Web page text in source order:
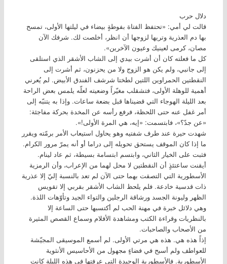
دلال حرب
قالت لي أمي: «تحتفظ الفتاة بفوطةٍ بيضاء في ليلتها الأولى، تمسح
بها دم العذرية وتريها لزوجها أن انظر، أخلصت لك. شرفك الآن
مصان، كرمى لعينيك وعيون الآخرين».
كل ما فعلته كان أن أشرت بيدي إلى الشاب الأشقر الذي استلقى
إلى جانبي، ولم يكن هو الزوج ولا من يحزنون، ثم أشرت إلى
النقطتين الحمراوين اللتين لطختا شرشف الفندق الأبيض. لم يُعرني
أهمية للوهلة الأولى، فتشقلب مغيّراً وضعيته لعلّه يلمس بعض الراحة
بعد الليلة الهوجاء التي قضيناها قبل بضعة ساعات. وإذا به يتنبّه إلى
أمر غفل عنه حتى اللحظة، فرفع رأسه عن المخدة بحركة مفاجئة:
«عن جدّ؟»، فابتسمت: «إيه، هي المرة الأولى!».
شهدت حيرة عند طرف شفتيه وهو يحاول استيعاب الأمر برمّته ويقرر
ما إذا كان الموقف يستحق تحويله إلى دراما أو أنه يمرّ مرور الكرام.
فثبت على الخيار الثاني، وابتسم ابتسامة بسيطة، ثم عاد لينام.
أيقنت ساعتئذٍ أن النقطتين لا محل لهما من الإعراب، وأن الرمزية
الأسطورية التي التصقت بهما حتى الآن لم تعد بالنسبة إليّ إلا عذرية
ذات قدسية خادعة. فلم يلحظ الشاب الأشقر بقربي إلا تقويس
الظهر وليونة الجسد ورشاقة الرجلين والتواء الجيد وتأوّهات اللذة.
وهي دلائل خبرة في مهنة الحب لم أكتسبها حتى الساعة إلا
بالنظريات وقراءة الكتب ومشاهدة الأفلام وسماع القصص المثيرة
من الأصحاب والصاحبات.
إذاً هذه هي. هذه هي مرتي الأولى. لم أسمع الموسيقى المجيّشة
للعواطف ولم أسبح في فضاءٍ مجهول من الأحاسيس الأنثوية
الأسطورية. فالأسطورية الوحيدة التي عرفتها في هذه الليلة كانت